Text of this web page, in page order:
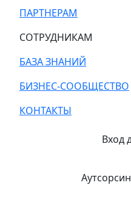
ПАРТНЕРАМ
СОТРУДНИКАМ
БАЗА ЗНАНИЙ
БИЗНЕС-СООБЩЕСТВО
КОНТАКТЫ
Вход